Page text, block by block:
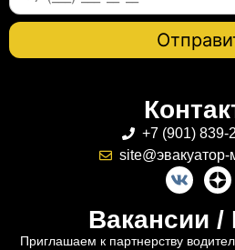
+7 (901) 839-
Вакансии /
Приглашаем к партнерству